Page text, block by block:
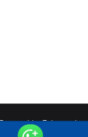
byZakraand